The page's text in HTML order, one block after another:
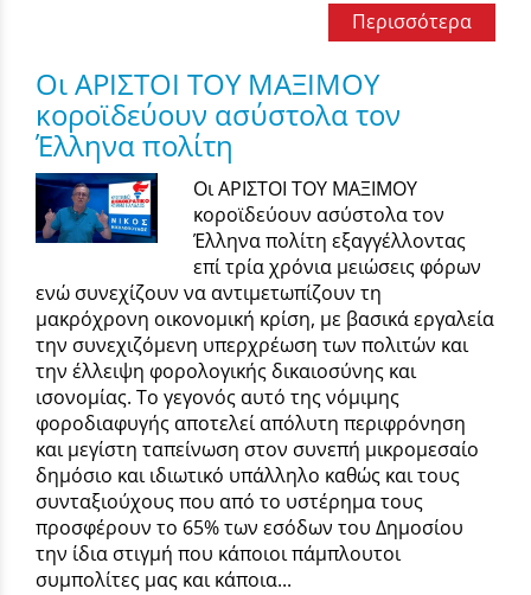
Περισσότερα
Οι ΑΡΙΣΤΟΙ ΤΟΥ ΜΑΞΙΜΟΥ
κοροϊδεύουν ασύστολα τον
Έλληνα πολίτη
Οι ΑΡΙΣΤΟΙ ΤΟΥ ΜΑΞΙΜΟΥ
κοροϊδεύουν ασύστολα τον
Έλληνα πολίτη εξαγγέλλοντας
επί τρία χρόνια μειώσεις φόρων
ενώ συνεχίζουν να αντιμετωπίζουν τη
μακρόχρονη οικονομική κρίση, με βασικά εργαλεία
την συνεχιζόμενη υπερχρέωση των πολιτών και
την έλλειψη φορολογικής δικαιοσύνης και
ισονομίας. Το γεγονός αυτό της νόμιμης
φοροδιαφυγής αποτελεί απόλυτη περιφρόνηση
και μεγίστη ταπείνωση στον συνεπή μικρομεσαίο
δημόσιο και ιδιωτικό υπάλληλο καθώς και τους
συνταξιούχους που από το υστέρημα τους
προσφέρουν το 65% των εσόδων του Δημοσίου
την ίδια στιγμή που κάποιοι πάμπλουτοι
συμπολίτες μας και κάποια...